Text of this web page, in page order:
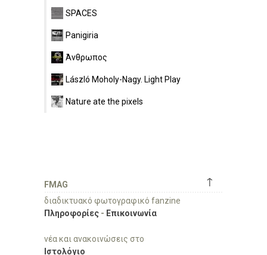
SPACES
Panigiria
Άνθρωπος
László Moholy-Nagy. Light Play
Nature ate the pixels
↑
FMAG
διαδικτυακό φωτογραφικό fanzine
Πληροφορίες - Επικοινωνία
νέα και ανακοινώσεις στο
Ιστολόγιο